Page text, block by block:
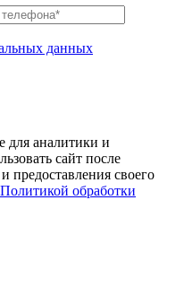
данных
для аналитики и
сайт после
предоставления своего
Политикой обработки